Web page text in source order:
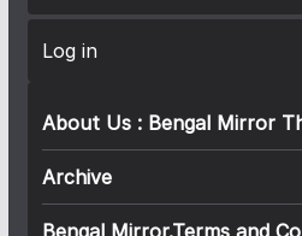
Log in
About Us : Bengal Mirror
Archive